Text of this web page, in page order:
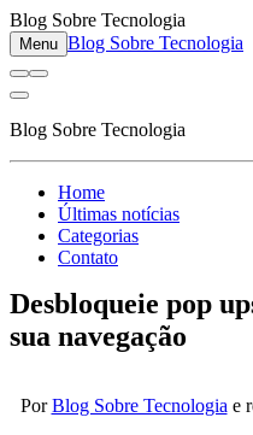
Blog Sobre Tecnologia
Menu Blog Sobre Tecnologia
Blog Sobre Tecnologia
Home
Últimas notícias
Categorias
Contato
Desbloqueie pop
sua navegação
PorBlog Sobre Tecnologia e